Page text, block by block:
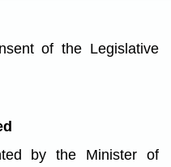
of the Legislative
by the Minister of